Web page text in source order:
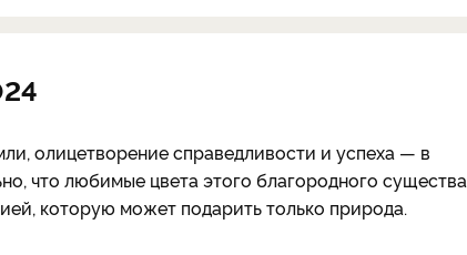
олицетворение справедливости и успеха — в
что любимые цвета этого благородного существа
которую может подарить только природа.